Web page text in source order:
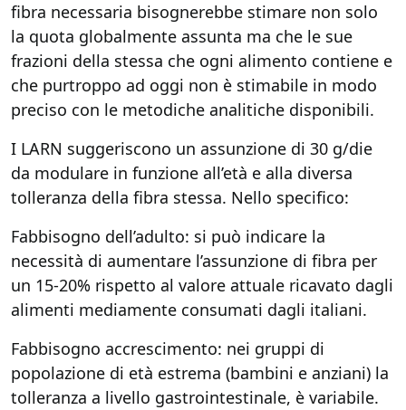
fibra necessaria bisognerebbe stimare non solo
la quota globalmente assunta ma che le sue
frazioni della stessa che ogni alimento contiene e
che purtroppo ad oggi non è stimabile in modo
preciso con le metodiche analitiche disponibili.
I LARN suggeriscono un assunzione di 30 g/die
da modulare in funzione all’età e alla diversa
tolleranza della fibra stessa. Nello specifico:
Fabbisogno dell’adulto: si può indicare la
necessità di aumentare l’assunzione di fibra per
un 15-20% rispetto al valore attuale ricavato dagli
alimenti mediamente consumati dagli italiani.
Fabbisogno accrescimento: nei gruppi di
popolazione di età estrema (bambini e anziani) la
tolleranza a livello gastrointestinale, è variabile.